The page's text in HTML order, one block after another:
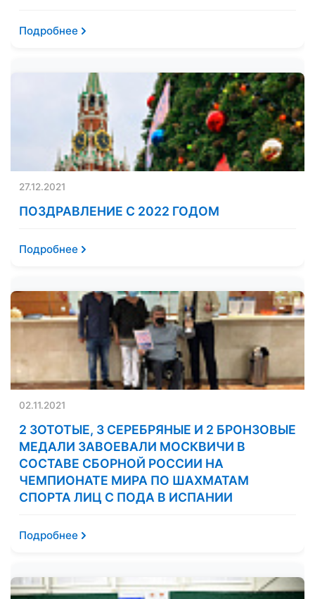
Подробнее
27.12.2021
ПОЗДРАВЛЕНИЕ С 2022 ГОДОМ
Подробнее
02.11.2021
2 ЗОТОТЫЕ, 3 СЕРЕБРЯНЫЕ И 2 БРОНЗОВЫЕ
МЕДАЛИ ЗАВОЕВАЛИ МОСКВИЧИ В
СОСТАВЕ СБОРНОЙ РОССИИ НА
ЧЕМПИОНАТЕ МИРА ПО ШАХМАТАМ
СПОРТА ЛИЦ С ПОДА В ИСПАНИИ
Подробнее